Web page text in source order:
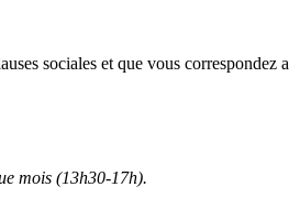
sociales et que vous
mois (13h30-17h).